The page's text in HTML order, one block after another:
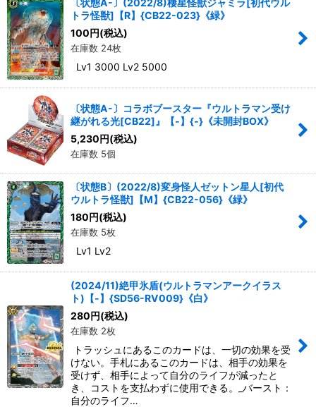
〔状態A-〕(2022/8)棲星怪獣ジャミラ[初代ウル
トラ怪獣]【R】{CB22-023}《緑》
100 円(税込)
在庫数 24枚
Lv1 3000 Lv2 5000
〔状態A-〕コラボブースター『ウルトラマン受け
継がれる光[CB22]』【-】{-}《未開封BOX》
5,230円(税込)
在庫数 5個
〔状態B〕(2022/8)変身怪人ゼットン星人[初代
ウルトラ怪獣]【M】{CB22-056}《緑》
180円(税込)
在庫数 5枚
Lv1 Lv2
(2024/11)絶甲氷盾(ウルトラマンアークイラス
ト)【-】{SD56-RV009}《白》
280円(税込)
在庫数 2枚
トラッシュにあるこのカードは、一切の効果を受
けない。手札にあるこのカードは、相手の効果を
受けず、相手によって自分のライフが減ったと
き、コストを支払わずに使用できる。_バースト：
自分のライフ…